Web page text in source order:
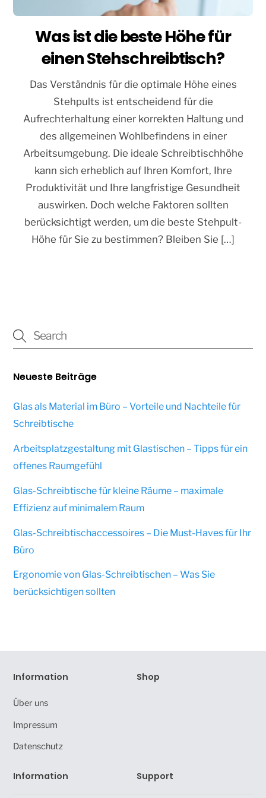
Was ist die beste Höhe für
einen Stehschreibtisch?
Das Verständnis für die optimale Höhe eines
Stehpults ist entscheidend für die
Aufrechterhaltung einer korrekten Haltung und
des allgemeinen Wohlbefindens in einer
Arbeitsumgebung. Die ideale Schreibtischhöhe
kann sich erheblich auf Ihren Komfort, Ihre
Produktivität und Ihre langfristige Gesundheit
auswirken. Doch welche Faktoren sollten
berücksichtigt werden, um die beste Stehpult-
Höhe für Sie zu bestimmen? Bleiben Sie […]
Neueste Beiträge
Glas als Material im Büro – Vorteile und Nachteile für
Schreibtische
Arbeitsplatzgestaltung mit Glastischen – Tipps für ein
offenes Raumgefühl
Glas-Schreibtische für kleine Räume – maximale
Effizienz auf minimalem Raum
Glas-Schreibtischaccessoires – Die Must-Haves für Ihr
Büro
Ergonomie von Glas-Schreibtischen – Was Sie
berücksichtigen sollten
Information
Über uns
Impressum
Datenschutz
Shop
Information Support